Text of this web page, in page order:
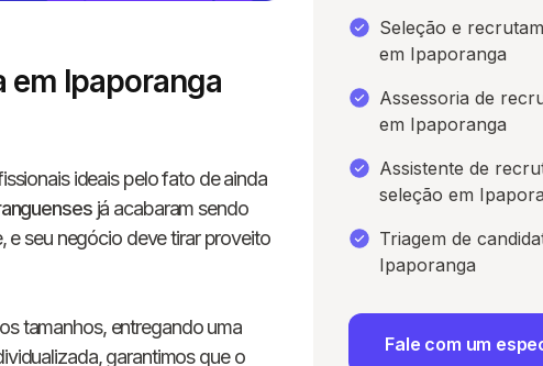
em Ipaporanga
ideais pelo fato de ainda
já acabaram sendo
e seu negócio deve tirar proveito
tamanhos, entregando uma
garantimos que o
Seleção e
em Ipaporanga
Assessoria de
em Ipaporanga
Assistente de
seleção em
Triagem de
Ipaporanga
Fale com um
Informe seus dados para conversar
conosco!
E-mail